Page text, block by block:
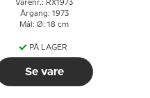
Varenr.: RX1973
Årgang: 1973
Mål: Ø: 18 cm
PÅ LAGER
Se vare